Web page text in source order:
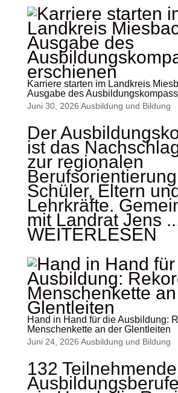
Karriere starten im Landkreis
Ausgabe des
Juni 30, 2026 Ausbildung und Bildung
Der
ist das
zur regionalen
Schüler, Eltern
Lehrkräfte.
mit Landrat Jens
WEITERLESEN
Hand in Hand für die Ausbildung:
Menschenkette an der Glentleiten
Juni 24, 2026 Ausbildung und Bildung
132